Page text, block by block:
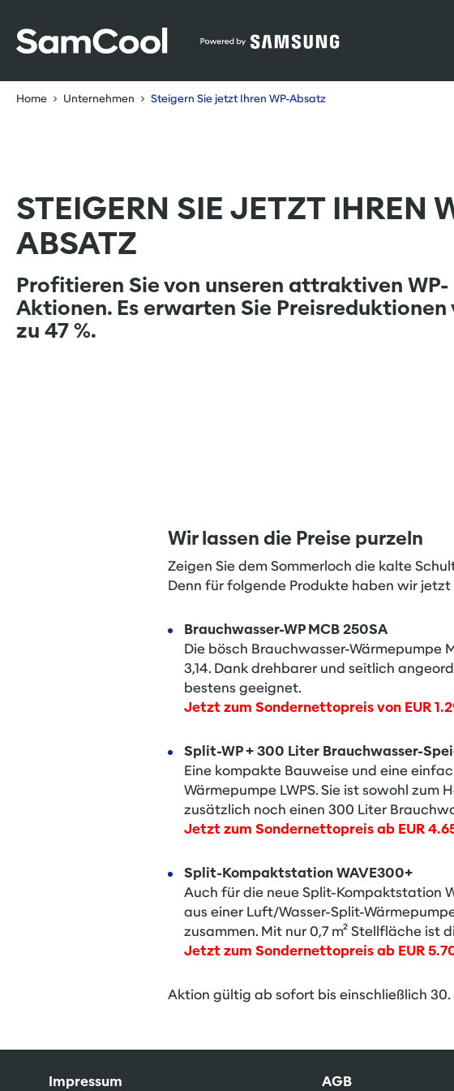
Home Unternehmen Steigern Sie jetzt Ihren WP-Absatz
STEIGERN SIE JETZT IHREN
ABSATZ
Profitieren Sie von unseren attraktiven WP-
Aktionen. Es erwarten Sie Preisreduktionen
zu 47 %.
Wir lassen die Preise purzeln
Zeigen Sie dem Sommerloch die kalte
Denn für folgende Produkte haben wir
Brauchwasser-WP MCB 250SA
Die bösch Brauchwasser-Wärmepumpe
3,14. Dank drehbarer und seitlich
bestens geeignet.
Jetzt zum Sondernettopreis von EUR
Split-WP + 300 Liter Brauchwasser-
Eine kompakte Bauweise und eine
Wärmepumpe LWPS. Sie ist sowohl
zusätzlich noch einen 300 Liter
Jetzt zum Sondernettopreis ab EUR
Split-Kompaktstation WAVE300+
Auch für die neue Split-Kompaktstation
aus einer Luft/Wasser-Split-
zusammen. Mit nur 0,7 m² Stellfläche ist
Jetzt zum Sondernettopreis ab EUR
Aktion gültig ab sofort bis einschließlich 30.
Impressum AGB